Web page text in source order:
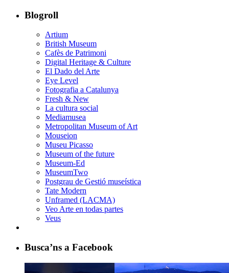
Blogroll
Artium
British Museum
Cafès de Patrimoni
Digital Heritage & Culture
El Dado del Arte
Eye Level
Fotografia a Catalunya
Fresh & New
La cultura social
Mediamusea
Metropolitan Museum of Art
Mouseion
Museu Picasso
Museum of the future
Museum-Ed
MuseumTwo
Postgrau de Gestió museística
Tate Modern
Unframed (LACMA)
Veo Arte en todas partes
Veus
Busca’ns a Facebook